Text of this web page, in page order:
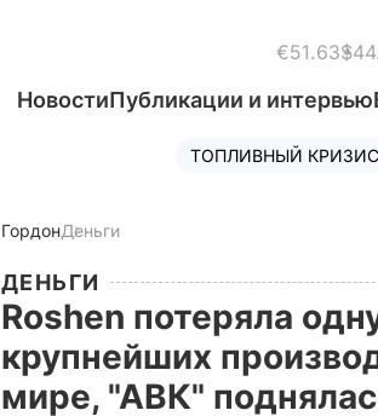
€51.63
НовостиПубликации и интервью
ТОПЛИВНЫЙ
ГордонДеньги
ДЕНЬГИ
Roshen потеряла
крупнейших
мире, "АВК"